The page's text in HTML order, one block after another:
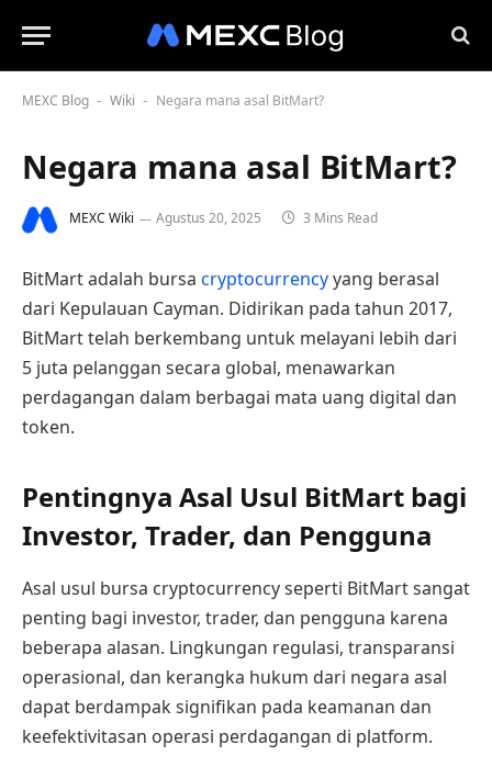
MEXC Blog - Wiki - Negara mana asal BitMart?
Negara mana asal BitMart?
MEXC Wiki Agustus 20, 2025 3 Mins Read
BitMart adalah bursa cryptocurrencyyang berasal
dari Kepulauan Cayman. Didirikan pada tahun 2017,
BitMart telah berkembang untuk melayani lebih dari
5 juta pelanggan secara global, menawarkan
perdagangan dalam berbagai mata uang digital dan
token.
Pentingnya Asal Usul BitMart bagi
Investor, Trader, dan Pengguna
Asal usul bursa cryptocurrency seperti BitMart sangat
penting bagi investor, trader, dan pengguna karena
beberapa alasan. Lingkungan regulasi, transparansi
operasional, dan kerangka hukum dari negara asal
dapat berdampak signifikan pada keamanan dan
keefektivitasan operasi perdagangan di platform.